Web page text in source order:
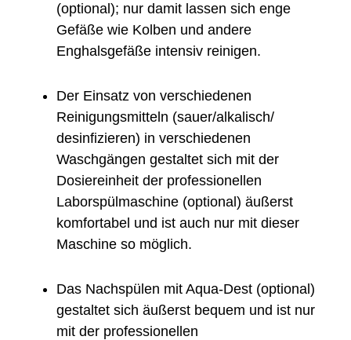
(optional); nur damit lassen sich enge
Gefäße wie Kolben und andere
Enghalsgefäße intensiv reinigen.
Der Einsatz von verschiedenen
Reinigungsmitteln (sauer/alkalisch/
desinfizieren) in verschiedenen
Waschgängen gestaltet sich mit der
Dosiereinheit der professionellen
Laborspülmaschine (optional) äußerst
komfortabel und ist auch nur mit dieser
Maschine so möglich.
Das Nachspülen mit Aqua-Dest (optional)
gestaltet sich äußerst bequem und ist nur
mit der professionellen